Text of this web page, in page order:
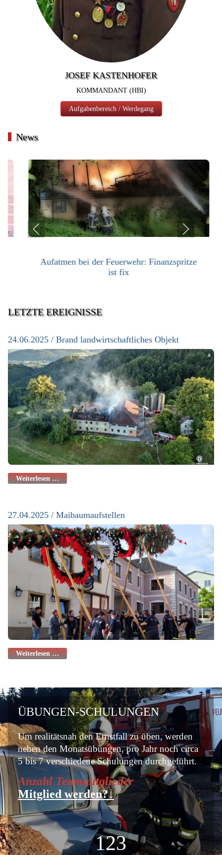
JOSEF KASTENHOFER
KOMMANDANT (HBI)
Aufgabenbereich / Werdegang
News
Aufatmen bei der Feuerwehr: Finanzspritze
ist fix
LETZTE EREIGNISSE
24.06.2025 / Brand landwirtschaftliches Objekt
Weiterlesen …
27.04.2025 / Maibaumaufstellen
Weiterlesen …
ÜBUNGEN-SCHULUNGEN
Um realitätsnah den Ernstfall zu üben, werden
neben den Monatsübungen, pro Jahr noch circa
5 bis 7 verschiedene Schulungen durchgeführt.
Anzahl Teammitglieder
Mitglied werden?↓
35